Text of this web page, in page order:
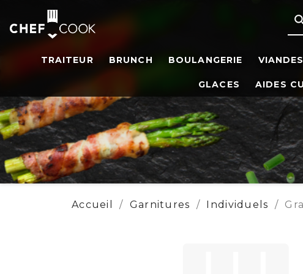
TRAITEUR BRUNCH BOULANGERIE VIANDES
GLACES AIDES
Accueil Garnitures Individuels